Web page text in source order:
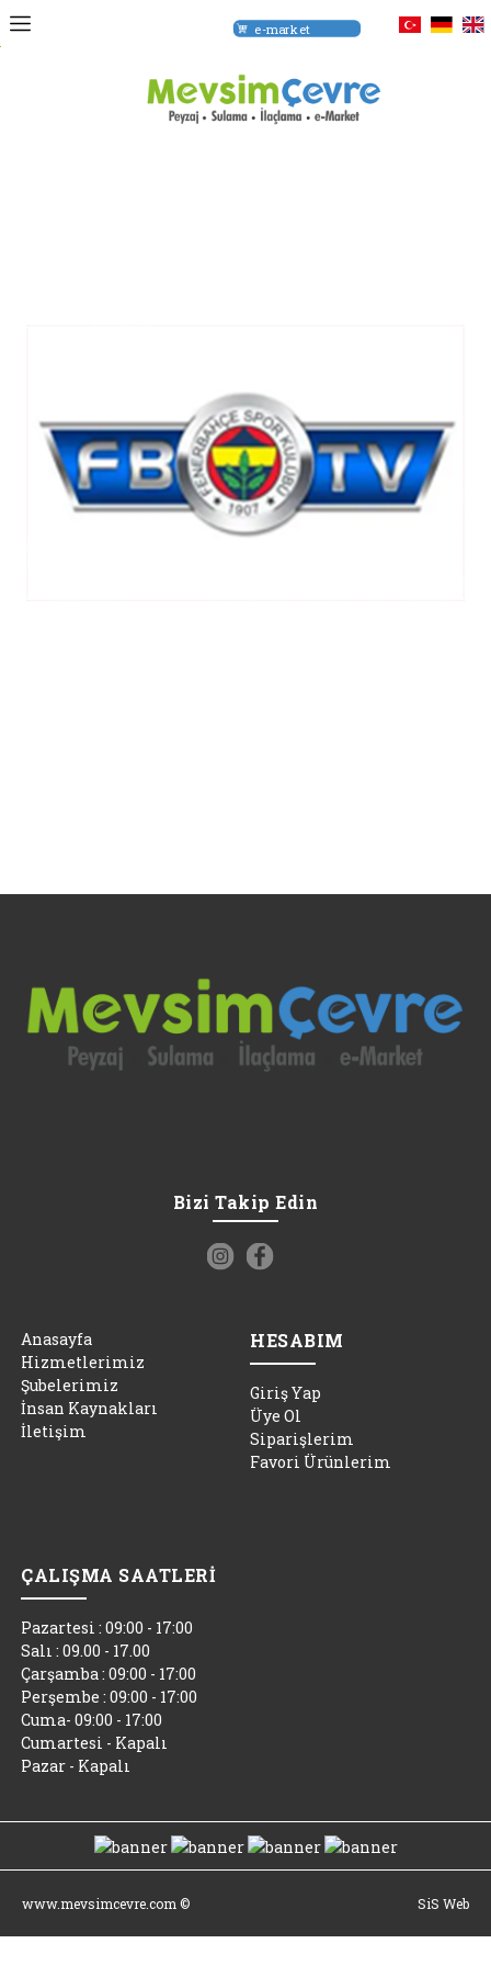
e-market
Bizi Takip Edin
Anasayfa
Hizmetlerimiz
Şubelerimiz
İnsan Kaynakları
İletişim
HESABIM
Giriş Yap
Üye Ol
Siparişlerim
Favori Ürünlerim
ÇALIŞMA SAATLERİ
Pazartesi : 09:00 - 17:00
Salı : 09.00 - 17.00
Çarşamba : 09:00 - 17:00
Perşembe : 09:00 - 17:00
Cuma- 09:00 - 17:00
Cumartesi - Kapalı
Pazar - Kapalı
www.mevsimcevre.com © SiS Web